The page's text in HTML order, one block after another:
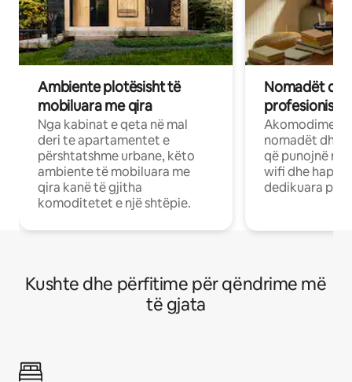
Ambiente plotësisht të
mobiluara me qira
Nga kabinat e qeta në mal
deri te apartamentet e
përshtatshme urbane, këto
ambiente të mobiluara me
qira kanë të gjitha
komoditetet e një shtëpie.
Nomadët
Akomodime
nomadët dhe
që punojnë në
wifi dhe
dedikuara
Kushte dhe përfitime për qëndrime më
të gjata